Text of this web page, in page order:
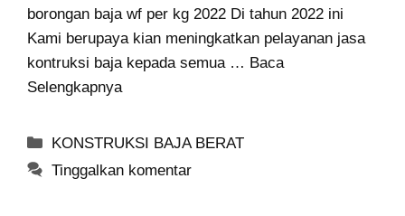
borongan baja wf per kg 2022 Di tahun 2022 ini
Kami berupaya kian meningkatkan pelayanan jasa
kontruksi baja kepada semua … Baca
Selengkapnya
Kategori
KONSTRUKSI BAJA BERAT
Tinggalkan komentar